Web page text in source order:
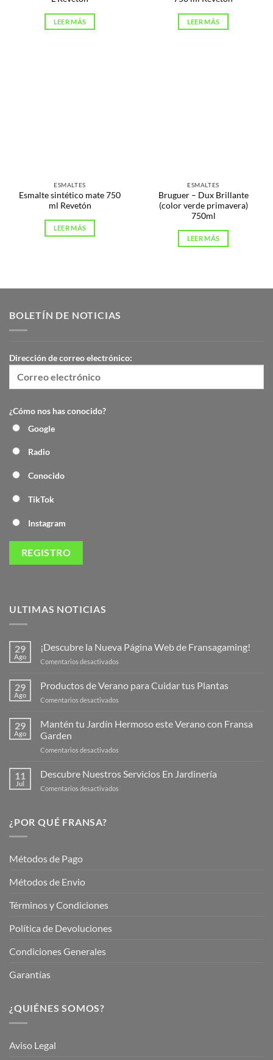
LEER MÁS LEER MÁS
ESMALTES
Esmalte sintético mate 750
ml Revetón
LEER MÁS
ESMALTES
Bruguer – Dux Brillante
(color verde primavera)
750ml
LEER MÁS
BOLETÍN DE NOTICIAS
Dirección de correo electrónico:
¿Cómo nos has conocido?
Google
Radio
Conocido
TikTok
Instagram
ULTIMAS NOTICIAS
29
Ago
¡Descubre la Nueva Página Web de Fransagaming!
Comentarios desactivados
Nueva
de
29
Ago
Productos de Verano para Cuidar tus Plantas
Comentarios desactivados
de
Verano
Plantas
29
Ago
Mantén tu Jardín Hermoso este Verano con Fransa
Garden
Comentarios desactivados
Jardín
11
Jul
Descubre Nuestros Servicios En Jardinería
Comentarios desactivados
¿POR QUÉ FRANSA?
Métodos de Pago
Métodos de Envio
Términos y Condiciones
Política de Devoluciones
Condiciones Generales
Garantías
¿QUIÉNES SOMOS?
Aviso Legal